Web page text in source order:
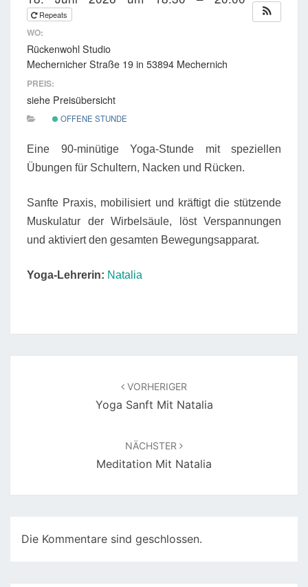
Repeats
WO:
Rückenwohl Studio
Mechernicher Straße 19 in 53894 Mechernich
PREIS:
siehe Preisübersicht
OFFENE STUNDE
Eine 90-minütige Yoga-Stunde mit speziellen
Übungen für Schultern, Nacken und Rücken.
Sanfte Praxis, mobilisiert und kräftigt die stützende
Muskulatur der Wirbelsäule, löst Verspannungen
und aktiviert den gesamten Bewegungsapparat.
Yoga-Lehrerin: Natalia
VORHERIGER
Yoga Sanft Mit Natalia
NÄCHSTER
Meditation Mit Natalia
Die Kommentare sind geschlossen.